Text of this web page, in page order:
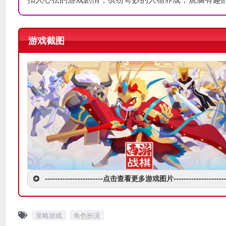
游戏截图
-----------------------点击查看更多游戏图片
策略游戏 角色扮演